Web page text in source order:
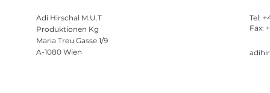
Adi Hirschal M.U.T
Produktionen Kg
Maria Treu Gasse 1/9
A-1080 Wien
Tel:
Fax: